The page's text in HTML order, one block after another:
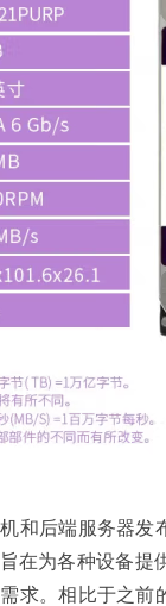
和后端服务器
在为各种设备提
求。相比于之